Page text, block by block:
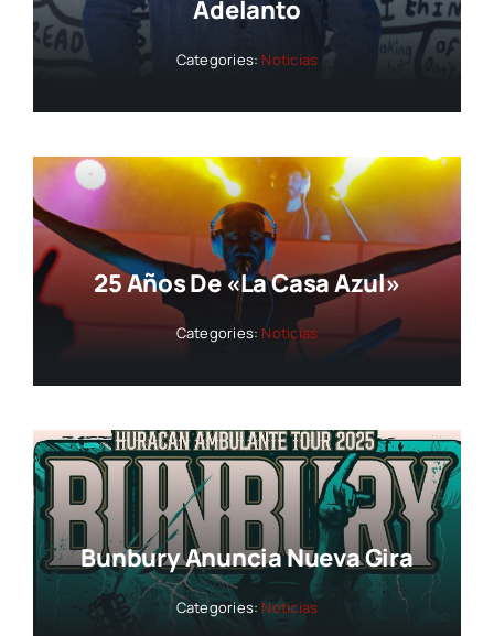
Adelanto
Categories: Noticias
25 Años De «La Casa Azul»
Categories: Noticias
Bunbury Anuncia Nueva Gira
Categories: Noticias